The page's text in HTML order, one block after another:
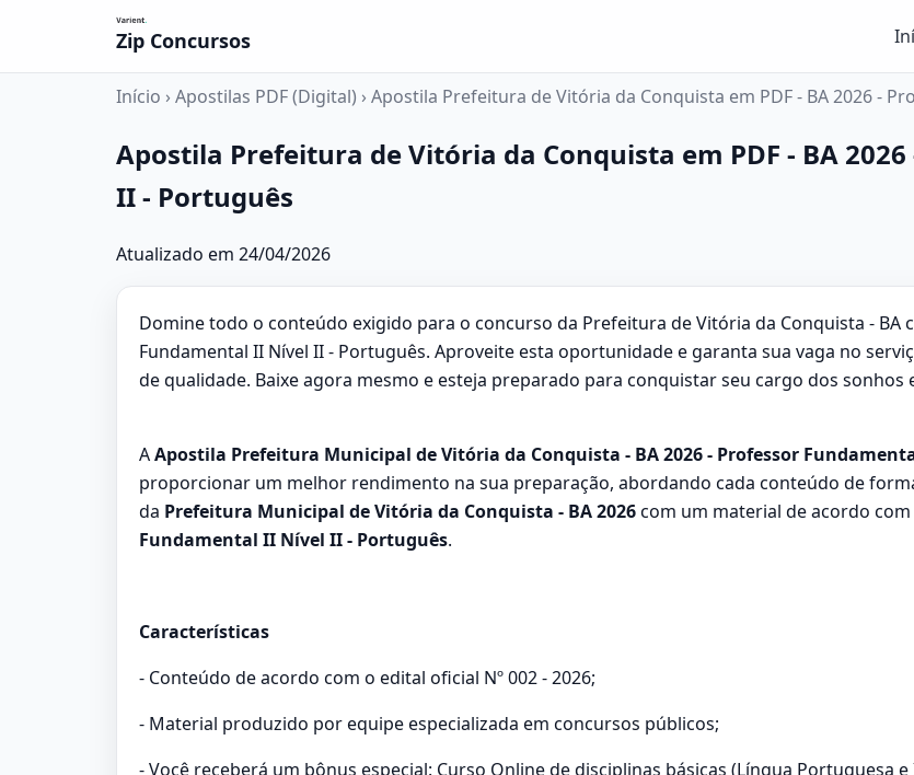
Zip Concursos
Início › Apostilas PDF (Digital) › Apostila Prefeitura de Vitória da Conquista em PDF - BA 2026 -
Apostila Prefeitura de Vitória da Conquista em PDF - BA
II - Português
Atualizado em 24/04/2026
Domine todo o conteúdo exigido para o concurso da Prefeitura de Vitória da Conquista - BA
Fundamental II Nível II - Português. Aproveite esta oportunidade e garanta sua vaga no
de qualidade. Baixe agora mesmo e esteja preparado para conquistar seu cargo dos sonhos
AApostila Prefeitura Municipal de Vitória da Conquista - BA 2026 - Professor
proporcionar um melhor rendimento na sua preparação, abordando cada conteúdo de
da Prefeitura Municipal de Vitória da Conquista - BA 2026com um material de acordo
Fundamental II Nível II - Português.
Características
- Conteúdo de acordo com o edital oficial Nº 002 - 2026;
- Material produzido por equipe especializada em concursos públicos;
- Você receberá um bônus especial: Curso Online de disciplinas básicas (Língua Portuguesa